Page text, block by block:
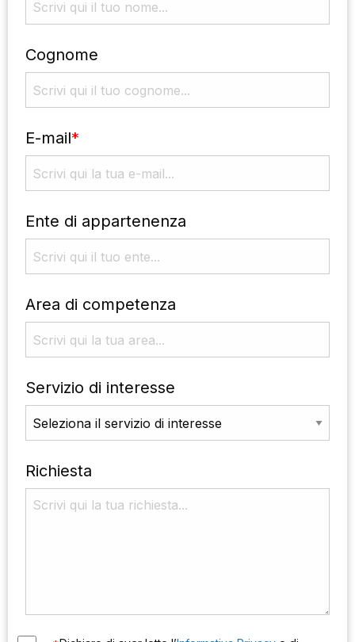
Cognome
E-mail*
Ente di appartenenza
Area di competenza
Servizio di interesse
Richiesta